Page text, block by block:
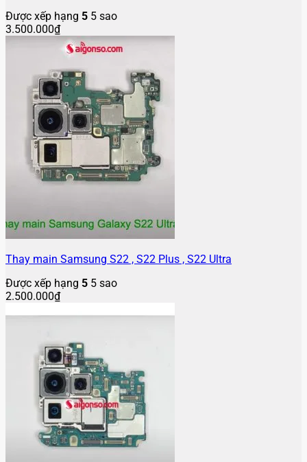
Được xếp hạng 5 5 sao
3.500.000₫
Thay main Samsung S22 , S22 Plus , S22 Ultra
Được xếp hạng 5 5 sao
2.500.000₫